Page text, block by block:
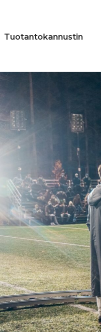
Tuotantokannustin